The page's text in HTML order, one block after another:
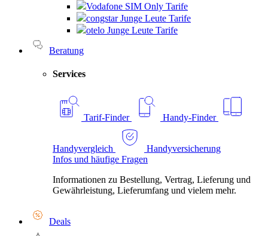
Vodafone SIM Only Tarife
congstar Junge Leute Tarife
otelo Junge Leute Tarife
Beratung
Services
Tarif-Finder Handy-Finder
Handyvergleich
Handyversicherung
Infos und häufige Fragen
Informationen zu Bestellung, Vertrag, Lieferung und
Gewährleistung, Lieferumfang und vielem mehr.
Deals